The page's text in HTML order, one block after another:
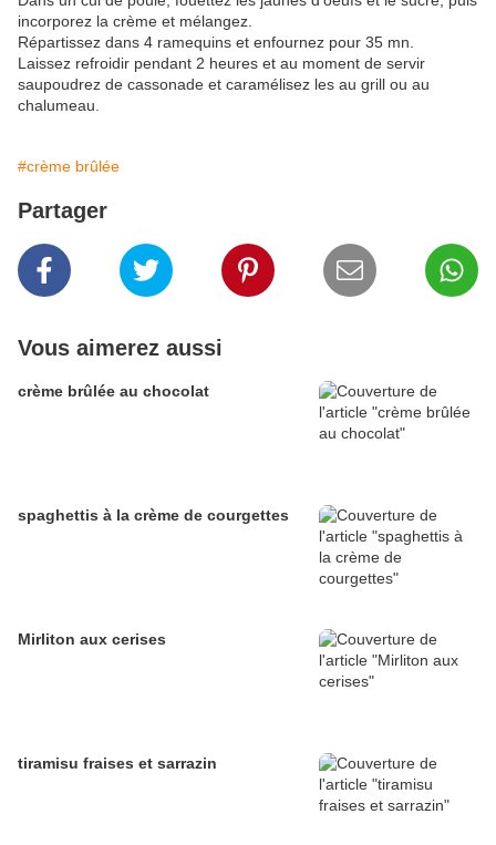
incorporez la crème et mélangez.
Répartissez dans 4 ramequins et enfournez pour 35 mn.
Laissez refroidir pendant 2 heures et au moment de servir
saupoudrez de cassonade et caramélisez les au grill ou au
chalumeau.
#crème brûlée
Partager
Vous aimerez aussi
crème brûlée au chocolat
spaghettis à la crème de courgettes
Mirliton aux cerises
tiramisu fraises et sarrazin